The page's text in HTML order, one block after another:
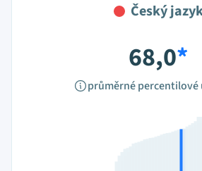
Český
68,0*
průměrné